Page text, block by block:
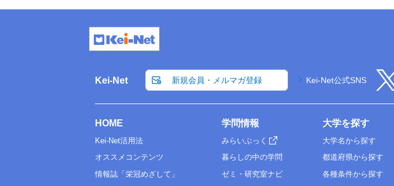
Kei-Net 新規会員・メルマガ登録 Kei-Net公式SNS
HOME
Kei-Net活用法
オススメコンテンツ
情報誌「栄冠めざして」
学問情報
みらいぶっく
暮らしの中の学問
ゼミ・研究室ナビ
大学を探す
大学名から探す
都道府県から探す
各種条件から探す